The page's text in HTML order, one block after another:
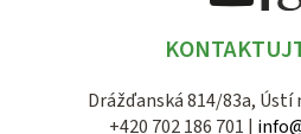
Drážďanská 814/83a, Ústí
+420 702 186 701 |